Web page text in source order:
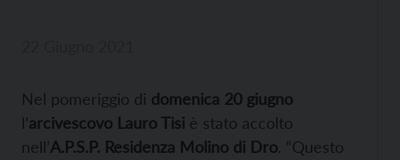
Nel pomeriggio di domenica 20 giugno
l’arcivescovo Lauro Tisi è stato accolto
nell’A.P.S.P. Residenza Molino di Dro. “Questo